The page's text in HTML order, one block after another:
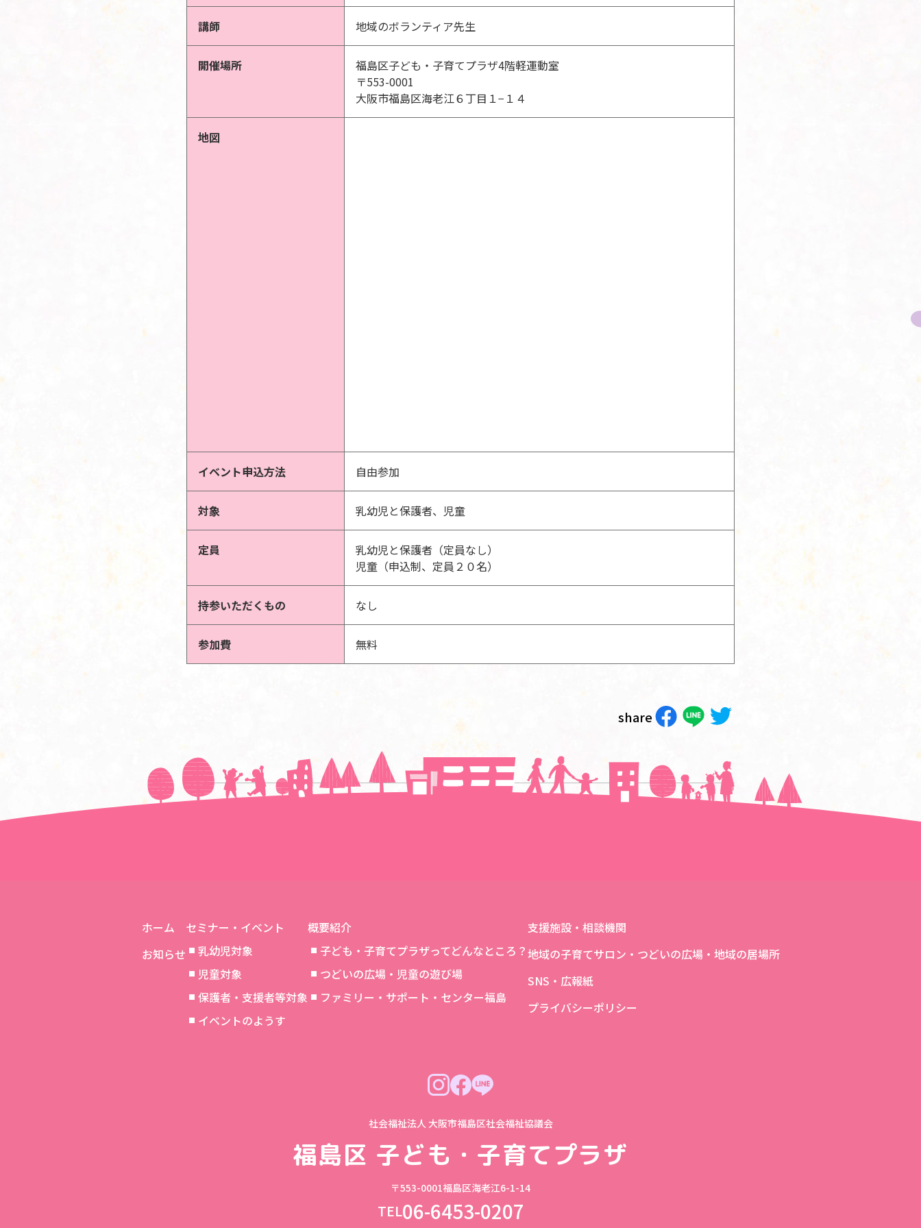
講師 地域のボランティア先生
開催場所
福島区子ども・子育てプラザ4階軽運動室
〒553-0001
大阪市福島区海老江６丁目１−１４
地図
イベント申込方法 自由参加
対象 乳幼児と保護者、児童
定員
乳幼児と保護者（定員なし）
児童（申込制、定員２０名）
持参いただくもの なし
参加費 無料
share
＜＜前の記事へ 次の記事へ＞＞
ホーム
お知らせ
セミナー・イベント
乳幼児対象
児童対象
保護者・支援者等対象
イベントのようす
概要紹介
子ども・子育てプラザってどんなところ？
つどいの広場・児童の遊び場
ファミリー・サポート・センター福島
支援施設・相談機関
地域の子育てサロン・つどいの広場・地域の居場所
SNS・広報紙
プライバシーポリシー
社会福祉法人 大阪市福島区社会福祉協議会
福島区 子ども・子育てプラザ
〒553-0001福島区海老江6-1-14
TEL06-6453-0207